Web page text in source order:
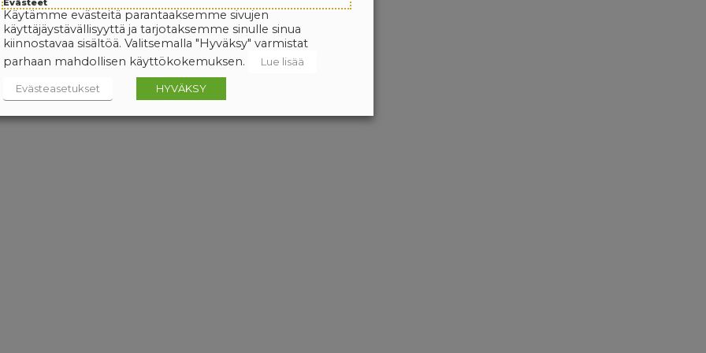
Evästeet
Käytämme evästeitä parantaaksemme sivujen
käyttäjäystävällisyyttä ja tarjotaksemme sinulle sinua
kiinnostavaa sisältöä. Valitsemalla "Hyväksy" varmistat
parhaan mahdollisen käyttökokemuksen.
Lue lisää
Evästeasetukset HYVÄKSY